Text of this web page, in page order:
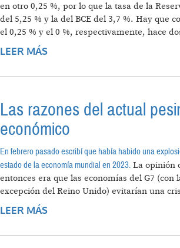
en otro 0,25 %, por lo que la tasa de la
del 5,25 % y la del BCE del 3,7 %. Hay que
el 0,25 % y el 0 %, respectivamente, hace
LEER MÁS
Las razones del actual
económico
En febrero pasado escribí que había habido una
estado de la economía mundial en 2023. La opinión
entonces era que las economías del G7 (con
excepción del Reino Unido) evitarían una
LEER MÁS